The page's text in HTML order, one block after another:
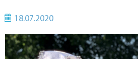
18.07.2020